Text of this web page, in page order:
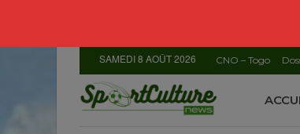
SAMEDI 8 AOÛT 2026 CNO – Togo